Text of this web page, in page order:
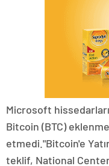
Microsoft
Bitcoin (BTC)
etmedi."Bitcoin'e
teklif, National